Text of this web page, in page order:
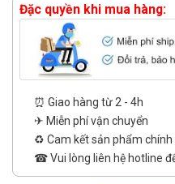
Đặc quyền khi mua hàng:
⏰ Giao hàng từ 2 - 4h
✈ Miễn phí vận chuyển
♻️ Cam kết sản phẩm chính
☎ Vui lòng liên hệ hotline